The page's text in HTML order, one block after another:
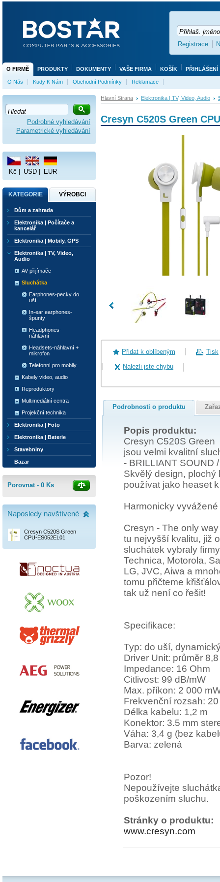
Hlavní Strana Elektronika | TV, Video, Audio
Cresyn C520S Green
Přidat k oblíbeným
Tisk
Nalezli jste chybu
Podrobnosti o produktu
Popis produktu:
Cresyn C520S Green
jsou velmi kvalitní
- BRILLIANT SOUND
Skvělý design, plochý
používat jako heaset
Harmonicky
Cresyn - The only
tu nejvyšší kvalitu, již
sluchátek vybraly
Technica, Motorola,
LG, JVC, Aiwa a
tomu přičteme
tak už není co řešit!
Specifikace:
Typ: do uší,
Driver Unit: průměr
Impedance: 16 Ohm
Citlivost: 99 dB/mW
Max. příkon: 2 000
Frekvenční rozsah:
Délka kabelu: 1,2 m
Konektor: 3.5 mm
Váha: 3,4 g (bez
Barva: zelená
Pozor!
Nepoužívejte
poškozením sluchu.
Stránky o produktu:
www.cresyn.com
Podrobné vyhledávání
Parametrické vyhledávání
Kč USD EUR
KATEGORIE VÝROBCI
Dům a zahrada
Elektronika | Počítače a
kancelář
Elektronika | Mobily, GPS
Elektronika | TV, Video,
Audio
AV přijímače
Sluchátka
Earphones-pecky do
uší
In-ear earphones-
špunty
Headphones-
náhlavní
Headsets-náhlavní +
mikrofon
Telefonní pro mobily
Kabely video, audio
Reproduktory
Multimediální centra
Projekční technika
Elektronika | Foto
Elektronika | Baterie
Stavebniny
Bazar
Porovnat - 0 Ks
Naposledy navštívené
Cresyn C520S Green
CPU-ES052EL01
O FIRMĚ PRODUKTY DOKUMENTY VAŠE FIRMA KOŠÍK PŘIHLÁŠENÍ
O Nás Kudy K Nám Obchodní Podmínky Reklamace
Registrace